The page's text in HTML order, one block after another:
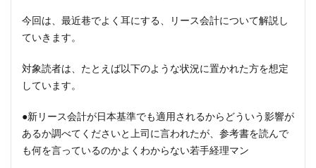
今回は、最近巷でよく耳にする、リース会計について解説し
ていきます。
対象読者は、たとえば以下のような状況に置かれた方を想定
しています。
●新リース会計が日本基準でも適用されるからどういう影響が
あるか調べてくださいと上司に言われたが、参考書を読んで
も何を言っているのかよくわからない若手経理マン